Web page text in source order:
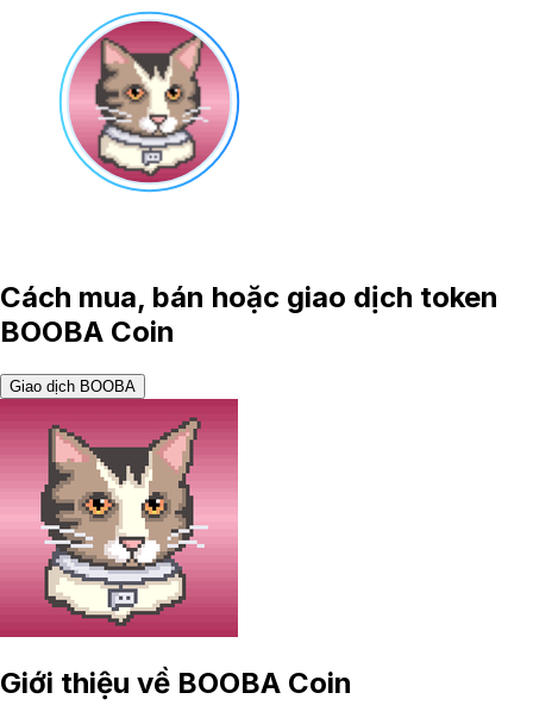
Cách mua, bán hoặc giao dịch token
BOOBA Coin
Giao dịch BOOBA
Giới thiệu về BOOBA Coin